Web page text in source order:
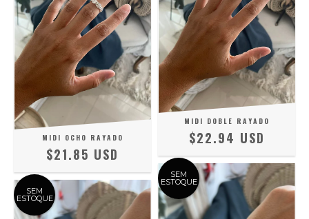
MIDI OCHO RAYADO
$21.85 USD
MIDI DOBLE RAYADO
$22.94 USD
SEM
ESTOQUE
SEM
ESTOQUE